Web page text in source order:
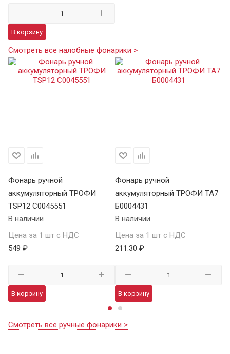
В корзину
Смотреть все налобные фонарики >
Фонарь ручной
аккумуляторный ТРОФИ
TSP12 C0045551
В наличии
Цена за 1 шт с НДС
549 ₽
В корзину
Фонарь ручной
аккумуляторный ТРОФИ TA7
Б0004431
В наличии
Цена за 1 шт с НДС
211.30 ₽
В корзину
Смотреть все ручные фонарики >